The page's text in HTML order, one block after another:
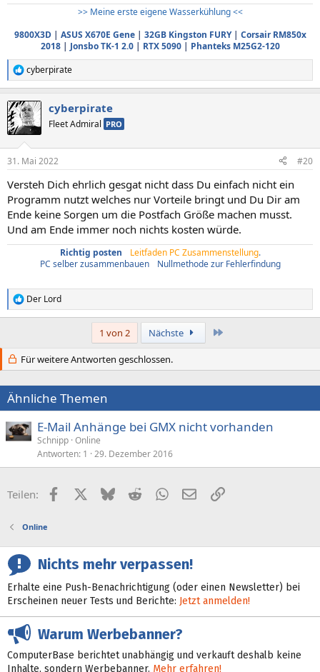
>> Meine erste eigene Wasserkühlung <<
9800X3D| ASUS X670E Gene| 32GB Kingston FURY| Corsair RM850x
2018| Jonsbo TK-1 2.0| RTX 5090| Phanteks M25G2-120
R
e
k
t
i
e
:
cyberpirate
cyberpirate
Fleet Admiral PRO
31. Mai 2022 #20
Versteh Dich ehrlich gesgat nicht dass Du einfach nicht ein
Programm nutzt welches nur Vorteile bringt und Du Dir am
Ende keine Sorgen um die Postfach Größe machen musst.
Und am Ende immer noch nichts kosten würde.
Richtig posten Leitfaden PC Zusammenstellung.
PC selber zusammenbauen
Nullmethode zur Fehlerfindung
R
e
i
o
n
e
n
Der Lord
1 von 2 Nächste
Für weitere Antworten geschlossen.
Ähnliche Themen
E-Mail Anhänge bei GMX nicht vorhanden
Schnipp Online
Antworten 1 29. Dezember 2016
Teilen: FacebookX (Twitter)
BlueskyRedditWhatsApp
E-MailLink
Online
Nichts mehr verpassen!
Erhalte eine Push-Benachrichtigung (oder einen Newsletter) bei
Erscheinen neuer Tests und Berichte: Jetzt anmelden!
Warum Werbebanner?
ComputerBase berichtet unabhängig und verkauft deshalb keine
Inhalte, sondern Werbebanner. Mehr erfahren!